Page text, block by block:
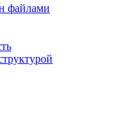
файлами